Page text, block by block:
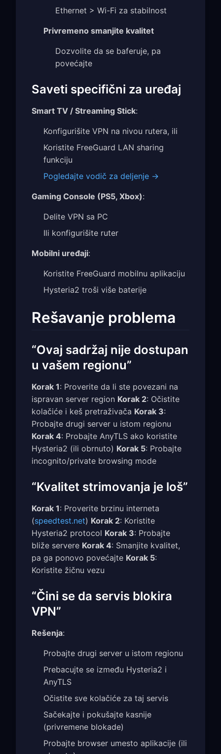
Ethernet > Wi-Fi za stabilnost
Privremeno smanjite kvalitet
Dozvolite da se baferuje, pa
povećajte
Saveti specifični za uređaj
Smart TV / Streaming Stick:
Konfigurišite VPN na nivou rutera, ili
Koristite FreeGuard LAN sharing
funkciju
Pogledajte vodič za deljenje →
Gaming Console (PS5, Xbox):
Delite VPN sa PC
Ili konfigurišite ruter
Mobilni uređaji:
Koristite FreeGuard mobilnu aplikaciju
Hysteria2 troši više baterije
Rešavanje problema
“Ovaj sadržaj nije dostupan
u vašem regionu”
Korak 1: Proverite da li ste povezani na
ispravan server region Korak 2: Očistite
kolačiće i keš pretraživača Korak 3:
Probajte drugi server u istom regionu
Korak 4: Probajte AnyTLS ako koristite
Hysteria2 (ili obrnuto) Korak 5: Probajte
incognito/private browsing mode
“Kvalitet strimovanja je loš”
Korak 1: Proverite brzinu interneta
(speedtest.net) Korak 2: Koristite
Hysteria2 protocol Korak 3: Probajte
bliže servere Korak 4: Smanjite kvalitet,
pa ga ponovo povećajte Korak 5:
Koristite žičnu vezu
“Čini se da servis blokira
VPN”
Rešenja:
Probajte drugi server u istom regionu
Prebacujte se između Hysteria2 i
AnyTLS
Očistite sve kolačiće za taj servis
Sačekajte i pokušajte kasnije
(privremene blokade)
Probajte browser umesto aplikacije (ili